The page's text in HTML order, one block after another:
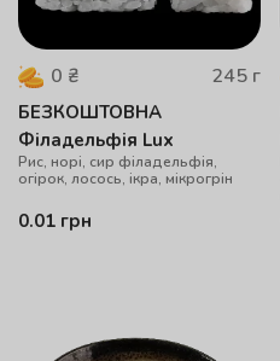
0 ₴ 245 г
БЕЗКОШТОВНА
Філадельфія Lux
Рис, норі, сир філадельфія,
огірок, лосось, ікра, мікрогрін
0.01 грн